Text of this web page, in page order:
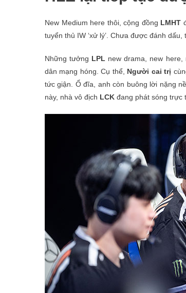
New Medium here thôi, cộng đồng LMHT
tuyển thủ IW ‘xử lý’. Chưa được đánh
Những tưởng LPL new drama, new here,
dân mạng hóng. Cụ thể, Người cai trị
tức giận. Ổ đĩa, anh còn buông lời nặng
này, nhà vô địch LCK đang phát sóng trực